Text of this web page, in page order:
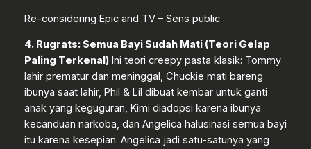
Re-considering Epic and TV – Sens public
4. Rugrats: Semua Bayi Sudah Mati (Teori Gelap
Paling Terkenal)Ini teori creepy pasta klasik: Tommy
lahir prematur dan meninggal, Chuckie mati bareng
ibunya saat lahir, Phil & Lil dibuat kembar untuk ganti
anak yang keguguran, Kimi diadopsi karena ibunya
kecanduan narkoba, dan Angelica halusinasi semua bayi
itu karena kesepian. Angelica jadi satu-satunya yang